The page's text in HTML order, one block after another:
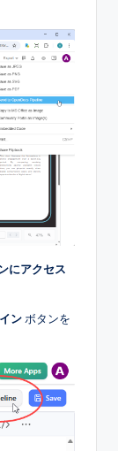
にアクセス
ン ボタンを